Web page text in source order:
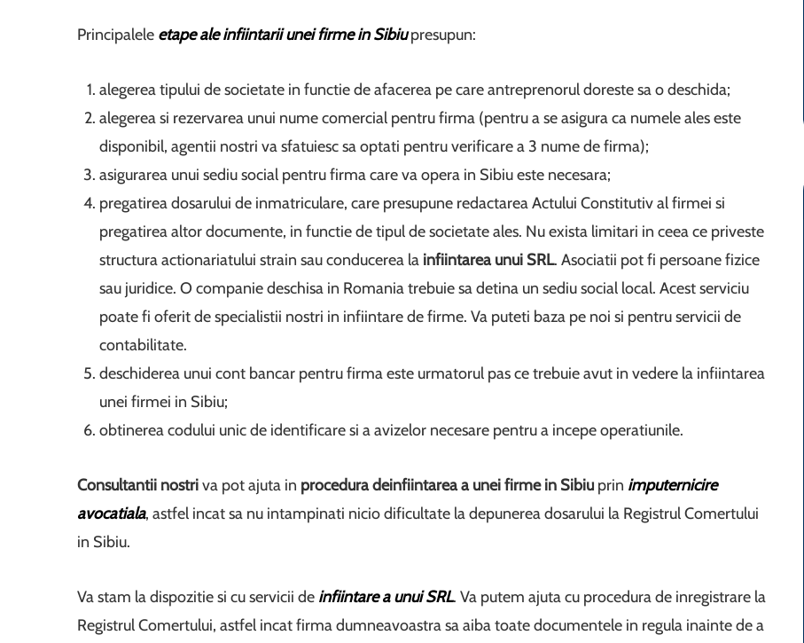
Principalele etape ale infiintarii unei firme in Sibiupresupun:
alegerea tipului de societate in functie de afacerea pe care antreprenorul doreste sa o deschida;
alegerea si rezervarea unui nume comercial pentru firma (pentru a se asigura ca numele ales este
disponibil, agentii nostri va sfatuiesc sa optati pentru verificare a 3 nume de firma);
asigurarea unui sediu social pentru firma care va opera in Sibiu este necesara;
pregatirea dosarului de inmatriculare, care presupune redactarea Actului Constitutiv al firmei si
pregatirea altor documente, in functie de tipul de societate ales. Nu exista limitari in ceea ce priveste
structura actionariatului strain sau conducerea la infiintarea unui SRL. Asociatii pot fi persoane fizice
sau juridice. O companie deschisa in Romania trebuie sa detina un sediu social local. Acest serviciu
poate fi oferit de specialistii nostri in infiintare de firme. Va puteti baza pe noi si pentru servicii de
contabilitate.
deschiderea unui cont bancar pentru firma este urmatorul pas ce trebuie avut in vedere la infiintarea
unei firmei in Sibiu;
obtinerea codului unic de identificare si a avizelor necesare pentru a incepe operatiunile.
Consultantii nostriva pot ajuta in procedura deinfiintarea a unei firme in Sibiu prin imputernicire
avocatiala, astfel incat sa nu intampinati nicio dificultate la depunerea dosarului la Registrul Comertului
in Sibiu.
Va stam la dispozitie si cu servicii de infiintare a unui SRL. Va putem ajuta cu procedura de inregistrare la
Registrul Comertului, astfel incat firma dumneavoastra sa aiba toate documentele in regula inainte de a